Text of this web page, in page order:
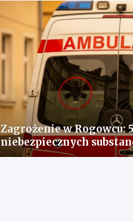
Zagrożenie w Rogowcu:
niebezpiecznych